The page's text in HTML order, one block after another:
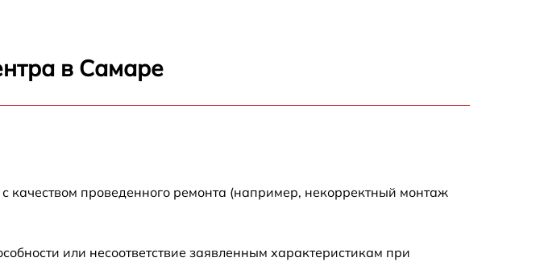
в Самаре
качеством проведенного ремонта (например, некорректный монтаж
или несоответствие заявленным характеристикам при